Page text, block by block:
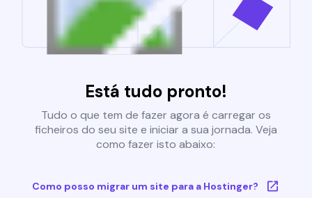
Está tudo pronto!
Tudo o que tem de fazer agora é carregar os
ficheiros do seu site e iniciar a sua jornada. Veja
como fazer isto abaixo:
Como posso migrar um site para a Hostinger?